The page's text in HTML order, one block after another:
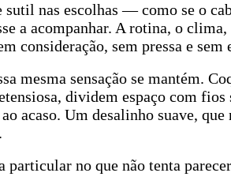
sutil nas escolhas — como se o
a acompanhar. A rotina, o
consideração, sem pressa e sem
mesma sensação se mantém.
dividem espaço com
acaso. Um desalinho suave, que
particular no que não tenta